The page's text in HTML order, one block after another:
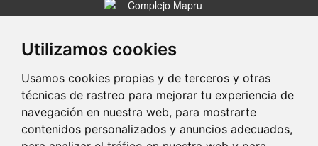
Utilizamos cookies
Usamos cookies propias y de terceros y otras
técnicas de rastreo para mejorar tu experiencia de
navegación en nuestra web, para mostrarte
contenidos personalizados y anuncios adecuados,
34340 Villarramiel (Palencia)
www.complejomapru.es